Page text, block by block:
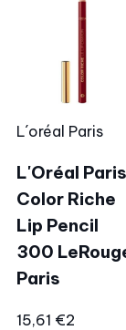
L´oréal Paris
L'Oréal Paris
Color Riche
Lip Pencil
300
Paris
15,61 €2